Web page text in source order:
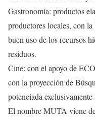
Gastronomía: productos
productores locales, con
buen uso de los recursos
residuos.
Cine: con el apoyo de
con la proyección de
potenciada
El nombre MUTA viene